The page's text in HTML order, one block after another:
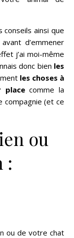
ainsi que
d’emmener
j’ai moi-même
donc bien les
les choses à
placecomme la
compagnie (et ce
ou
:
ou de votre chat